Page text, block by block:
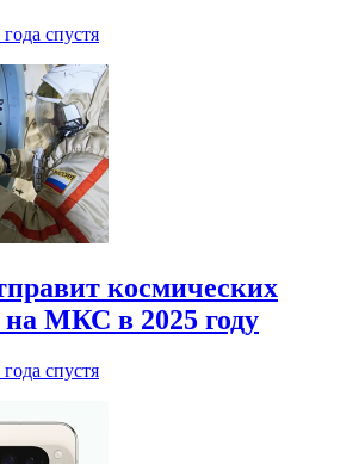
года спустя
космических
на МКС в 2025 году
года спустя